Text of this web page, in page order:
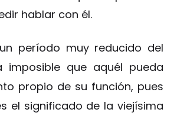
hablar con él.
período muy reducido del
que aquél pueda
propio de su función, pues
el significado de la viejísima